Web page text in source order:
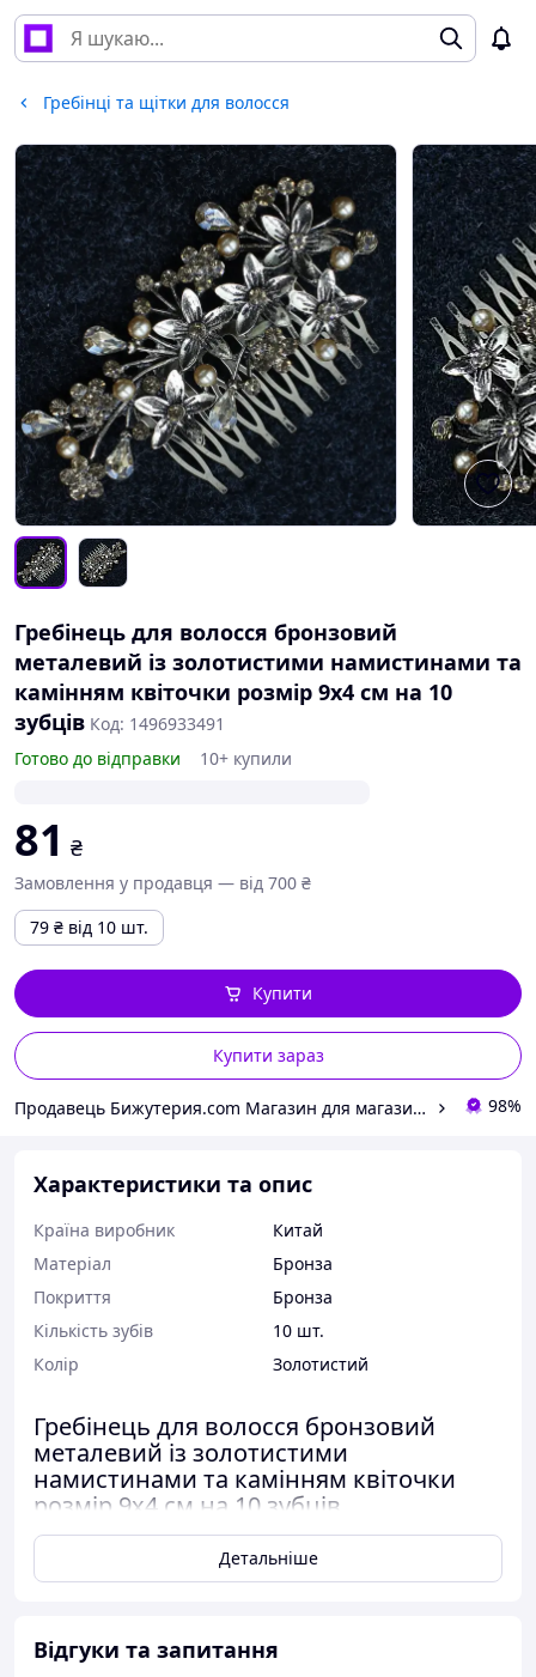
Гребінці та щітки для волосся
Гребінець для волосся бронзовий
металевий із золотистими намистинами та
камінням квіточки розмір 9х4 см на 10
зубців Код: 1496933491
Готово до відправки
10+ купили
81 ₴
Замовлення у продавця — від 700 ₴
79 ₴ від 10 шт.
Купити зараз
Купити
Продавець Бижутерия.com Магазин для магазинов 98%
Характеристики та опис
Країна виробник
Китай
Матеріал
Бронза
Покриття
Бронза
Кількість зубів
10 шт.
Колір
Золотистий
Гребінець для волосся бронзовий
металевий із золотистими
намистинами та камінням квіточки
розмір 9х4 см на 10 зубців
Гребінець — витончений і оригінальний аксесуар для
волосся. Зачіски з гребенем для волосся — це
захід або для повсякденності. Часто такі гребені
використовуються, коли хочуть внести в зачіску
Детальніше
Відгуки та запитання